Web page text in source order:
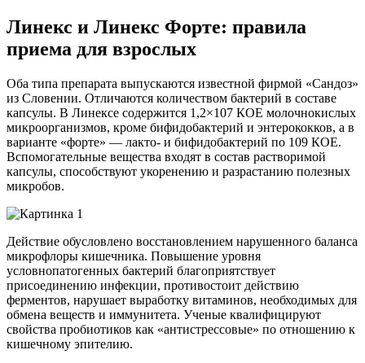
Линекс и Линекс Форте: правила
приема для взрослых
Оба типа препарата выпускаются известной фирмой «Сандоз»
из Словении. Отличаются количеством бактерий в составе
капсулы. В Линексе содержится 1,2×107 КОЕ молочнокислых
микроорганизмов, кроме бифидобактерий и энтерококков, а в
варианте «форте» — лакто- и бифидобактерий по 109 КОЕ.
Вспомогательные вещества входят в состав растворимой
капсулы, способствуют укоренению и разрастанию полезных
микробов.
Действие обусловлено восстановлением нарушенного баланса
микрофлоры кишечника. Повышение уровня
условнопатогенных бактерий благоприятствует
присоединению инфекции, противостоит действию
ферментов, нарушает выработку витаминов, необходимых для
обмена веществ и иммунитета. Ученые квалифицируют
свойства пробиотиков как «антистрессовые» по отношению к
кишечному эпителию.